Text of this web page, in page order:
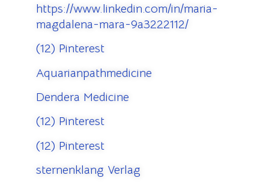
https://www.linkedin.com/in/maria-
magdalena-mara-9a3222112/
(12) Pinterest
Aquarianpathmedicine
Dendera Medicine
(12) Pinterest
(12) Pinterest
sternenklang Verlag